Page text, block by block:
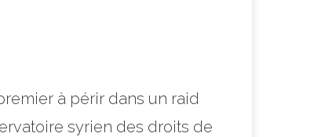
à périr dans un raid
syrien des droits de